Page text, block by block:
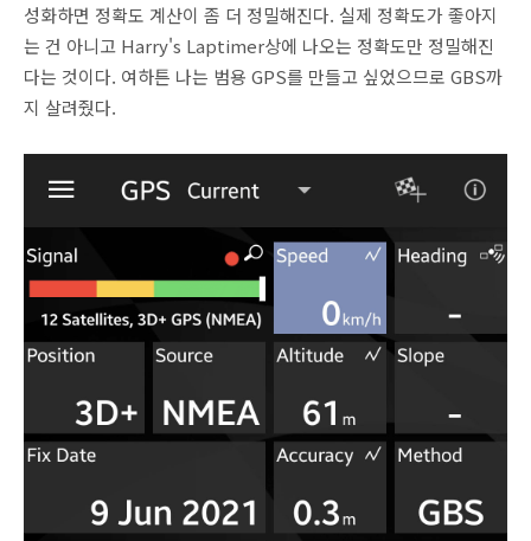
성화하면 정확도 계산이 좀 더 정밀해진다. 실제 정확도가 좋아지
는 건 아니고 Harry's Laptimer상에 나오는 정확도만 정밀해진
다는 것이다. 여하튼 나는 범용 GPS를 만들고 싶었으므로 GBS까
지 살려줬다.